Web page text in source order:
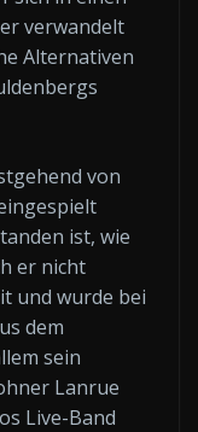
verwandelt
Alternativen
von
ist, wie
er nicht
und wurde bei
dem
sein
Lanrue
Live-Band